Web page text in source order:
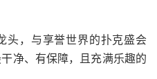
头，与享誉世界的扑克盛会
净、有保障，且充满乐趣的